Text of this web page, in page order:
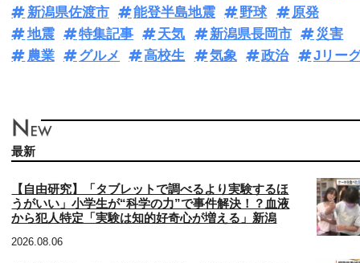
新潟県佐渡市
能登半島地震 野球
原発
地震
特集記事 天気 新潟県長岡市
災害
農業
グルメ 高校生 気象 政治 Jリー
最新
【自由研究】「タブレットで調べるより実験するほ
うがいい」小学生が“科学の力”で事件解決！？血液
から犯人特定「実験は知的好奇心が増える」新潟
2026.08.06